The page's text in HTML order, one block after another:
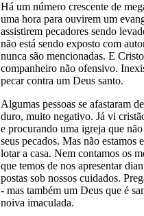
Há um número crescente de
uma hora para ouvirem um
assistirem pecadores sendo
não está sendo exposto com
nunca são mencionadas. E
companheiro não ofensivo.
pecar contra um Deus santo.
Algumas pessoas se afastaram
duro, muito negativo. Já vi
e procurando uma igreja que
seus pecados. Mas não estamos
lotar a casa. Nem contamos os
que temos de nos apresentar
postas sob nossos cuidados.
- mas também um Deus que é
noiva imaculada.